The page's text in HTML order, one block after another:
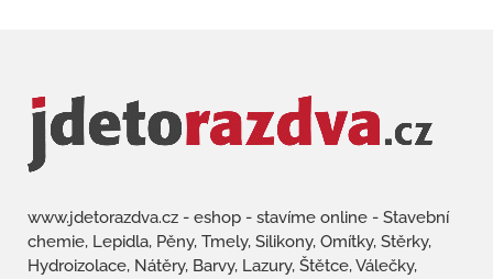
www.jdetorazdva.cz - eshop - stavíme online - Stavební
chemie, Lepidla, Pěny, Tmely, Silikony, Omítky, Stěrky,
Hydroizolace, Nátěry, Barvy, Lazury, Štětce, Válečky,